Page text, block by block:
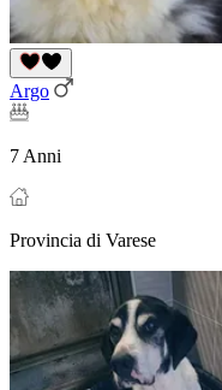
Argo
7 Anni
Provincia di Varese